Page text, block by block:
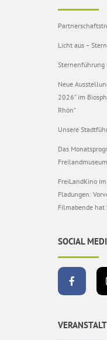
Licht aus –
Sternenführung
Neue
2026“ im
Rhön“
Unsere
Das
FreiLandKino
Fladungen:
Filmabende hat
SOCIAL